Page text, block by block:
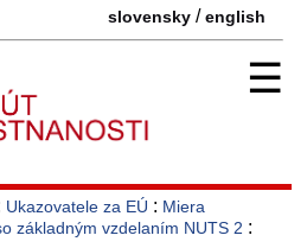
slovensky /english
☰
Ukazovatele za EÚ : Miera
základným vzdelaním NUTS 2 :